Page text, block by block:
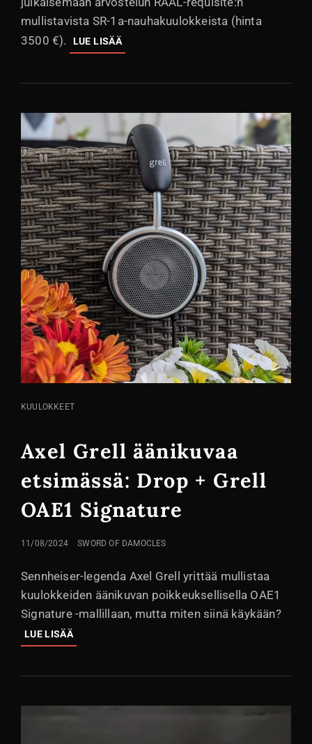
mullistavista SR-1a-nauhakuulokkeista (hinta
3500 €).
LUE LISÄÄARVOSTELU:
RAAL-
SR-
NAUHAKUULOKKEET
KISSA
KUULOKKEET
Axel Grell äänikuvaa
etsimässä: Drop + Grell
OAE1 Signature
LÄHETETTY
11/08/2024 SWORD OF DAMOCLES
Sennheiser-legenda Axel Grell yrittää mullistaa
kuulokkeiden äänikuvan poikkeuksellisella OAE1
Signature -mallillaan, mutta miten siinä käykään?
LUE LISÄÄAXEL
GRELL
ETSIMÄSSÄ:
+